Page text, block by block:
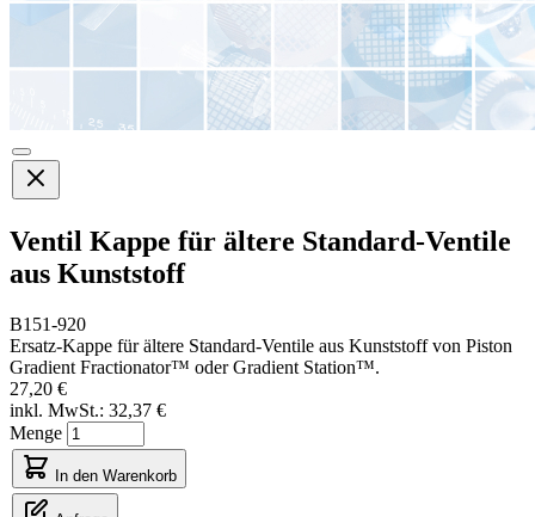
Ventil Kappe für ältere Standard-Ventile
aus Kunststoff
B151-920
Ersatz-Kappe für ältere Standard-Ventile aus Kunststoff von Piston
Gradient Fractionator™ oder Gradient Station™.
27,20 €
inkl. MwSt.: 32,37 €
Menge
In den Warenkorb